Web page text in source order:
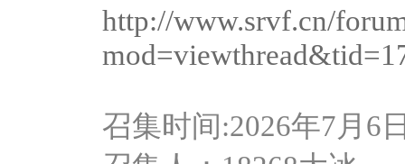
http://www.srvf.cn/
召集时间:2026年7月6